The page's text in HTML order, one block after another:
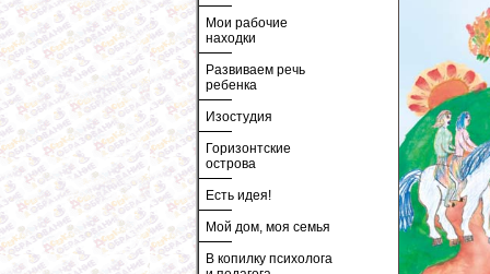
Мои рабочие
находки
Развиваем речь
ребенка
Изостудия
Горизонтские
острова
Есть идея!
Мой дом, моя семья
В копилку психолога